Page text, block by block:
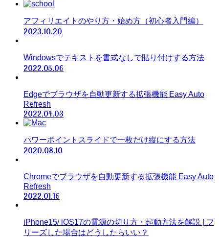
アフィリエイトのやり方・始め方（初心者入門編）
2023.10.20
Windowsでテキストを書式なしで貼り付けする方法
2022.05.06
Edgeでブラウザを自動更新する拡張機能 Easy Auto
Refresh
2022.04.03
パワーポイントスライドで一枚だけ縦にする方法
2020.08.10
Chromeでブラウザを自動更新する拡張機能 Easy Auto
Refresh
2022.01.16
iPhone15/ iOS17の電源の切り方・起動方法を解説 | フ
リーズした場合はどうしたらいい？